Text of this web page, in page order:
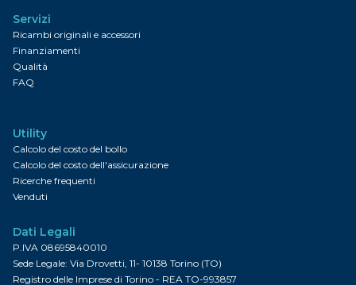
Servizi
Ricambi originali e accessori
Finanziamenti
Qualità
FAQ
Utility
Calcolo del costo del bollo
Calcolo del costo dell'assicurazione
Ricerche frequenti
Venduti
Dati Legali
P.IVA 08695840010
Sede Legale: Via Drovetti, 11- 10138 Torino (TO)
Registro delle Imprese di Torino - REA TO-993857